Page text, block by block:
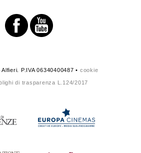
P.IVA 06340400487 • cookie
di trasparenza L.124/2017